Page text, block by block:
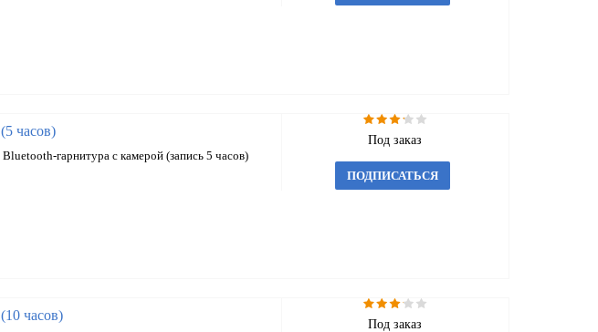
часов)
гарнитура с камерой (запись 5 часов)
Под заказ
ПОДПИСАТЬСЯ
часов)
Под заказ